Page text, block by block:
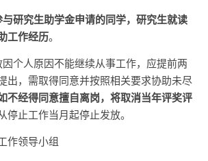
研究生助学金申请的同学，研究生就读
工作经历。
因个人原因不能继续从事工作，应提前两
出，需取得同意并按照相关要求协助未尽
不经得同意擅自离岗，将取消当年评奖评
停止工作当月起停止发放。
作领导小组